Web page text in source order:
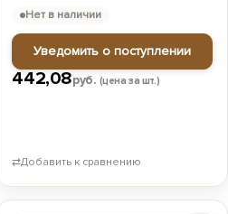
442,08руб. (цена за шт.)
Нет в наличии
Уведомить о поступлении
⇄Добавить к сравнению